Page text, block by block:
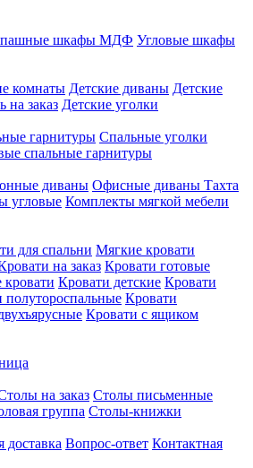
шкафы МДФ Угловые шкафы
комнаты Детские диваны Детские
на заказ Детские уголки
гарнитуры Спальные уголки
спальные гарнитуры
диваны Офисные диваны Тахта
угловые Комплекты мягкой мебели
для спальни Мягкие кровати
на заказ Кровати готовые
Кровати детские Кровати
полутороспальные Кровати
Кровати с ящиком
на заказ Столы письменные
группа Столы-книжки
доставка Вопрос-ответ Контактная